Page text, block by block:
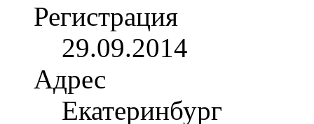
Регистрация
29.09.2014
Адрес
Екатеринбург